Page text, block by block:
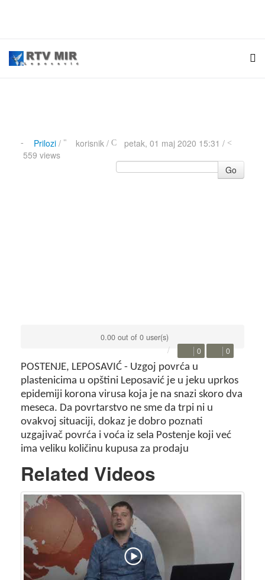
Prilozi/ korisnik /
petak, 01 maj 2020 15:31 /
559 views
Go
0.00 out of 0 user(s)
0 0
POSTENJE, LEPOSAVIĆ - Uzgoj povrća u
plastenicima u opštini Leposavić je u jeku uprkos
epidemiji korona virusa koja je na snazi skoro dva
meseca. Da povrtarstvo ne sme da trpi ni u
ovakvoj situaciji, dokaz je dobro poznati
uzgajivač povrća i voća iz sela Postenje koji već
ima veliku količinu kupusa za prodaju
Related Videos